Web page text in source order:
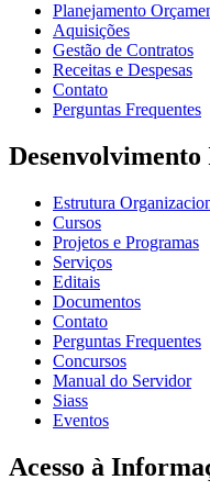
Planejamento
Aquisições
Gestão de Contratos
Receitas e Despesas
Contato
Perguntas Frequentes
Estrutura
Cursos
Projetos e Programas
Serviços
Editais
Documentos
Contato
Perguntas Frequentes
Concursos
Manual do Servidor
Siass
Eventos
Acesso à